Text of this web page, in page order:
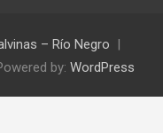
– Río Negro
by: WordPress